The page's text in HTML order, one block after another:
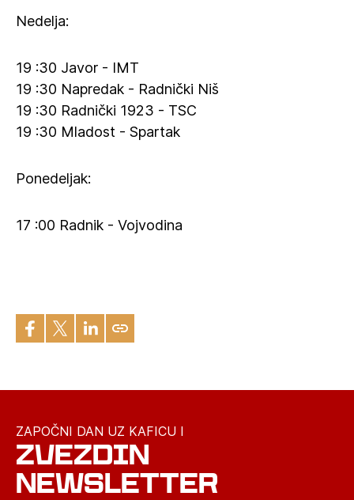
Nedelja:
19 :30 Javor - IMT
19 :30 Napredak - Radnički Niš
19 :30 Radnički 1923 - TSC
19 :30 Mladost - Spartak
Ponedeljak:
17 :00 Radnik - Vojvodina
ZAPOČNI DAN UZ KAFICU I
ZVEZDIN
NEWSLETTER